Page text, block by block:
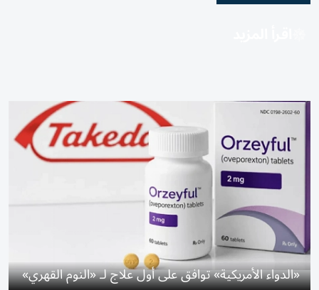
«الدواء الأمريكية» توافق على أول علاج لـ «النوم القهري»